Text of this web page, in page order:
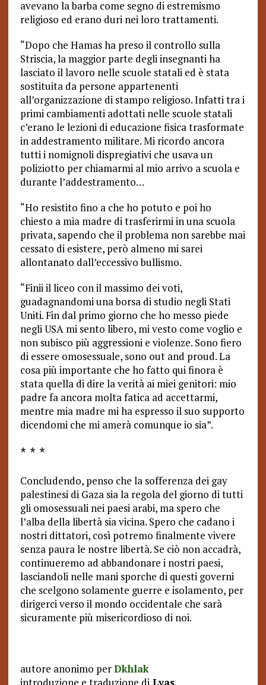
avevano la barba come segno di estremismo
religioso ed erano duri nei loro trattamenti.
“Dopo che Hamas ha preso il controllo sulla
Striscia, la maggior parte degli insegnanti ha
lasciato il lavoro nelle scuole statali ed è stata
sostituita da persone appartenenti
all’organizzazione di stampo religioso. Infatti tra i
primi cambiamenti adottati nelle scuole statali
c’erano le lezioni di educazione fisica trasformate
in addestramento militare. Mi ricordo ancora
tutti i nomignoli dispregiativi che usava un
poliziotto per chiamarmi al mio arrivo a scuola e
durante l’addestramento…
“Ho resistito fino a che ho potuto e poi ho
chiesto a mia madre di trasferirmi in una scuola
privata, sapendo che il problema non sarebbe mai
cessato di esistere, però almeno mi sarei
allontanato dall’eccessivo bullismo.
“Finii il liceo con il massimo dei voti,
guadagnandomi una borsa di studio negli Stati
Uniti. Fin dal primo giorno che ho messo piede
negli USA mi sento libero, mi vesto come voglio e
non subisco più aggressioni e violenze. Sono fiero
di essere omosessuale, sono out and proud. La
cosa più importante che ho fatto qui finora è
stata quella di dire la verità ai miei genitori: mio
padre fa ancora molta fatica ad accettarmi,
mentre mia madre mi ha espresso il suo supporto
dicendomi che mi amerà comunque io sia”.
* * *
Concludendo, penso che la sofferenza dei gay
palestinesi di Gaza sia la regola del giorno di tutti
gli omosessuali nei paesi arabi, ma spero che
l’alba della libertà sia vicina. Spero che cadano i
nostri dittatori, così potremo finalmente vivere
senza paura le nostre libertà. Se ciò non accadrà,
continueremo ad abbandonare i nostri paesi,
lasciandoli nelle mani sporche di questi governi
che scelgono solamente guerre e isolamento, per
dirigerci verso il mondo occidentale che sarà
sicuramente più misericordioso di noi.
autore anonimo perDkhlak